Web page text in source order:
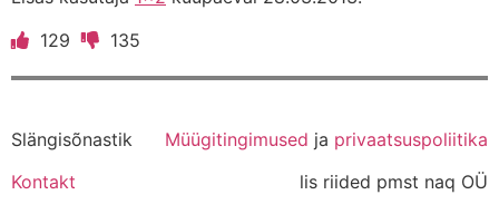
129
135
Slängisõnastik Müügitingimused ja privaatsuspoliitika
Kontakt
lis riided pmst naq OÜ